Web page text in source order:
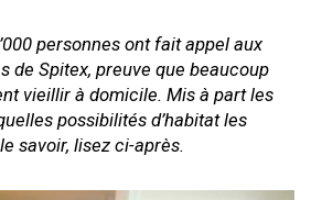
personnes ont fait appel aux
de Spitex, preuve que beaucoup
vieillir à domicile. Mis à part les
possibilités d’habitat les
savoir, lisez ci-après.